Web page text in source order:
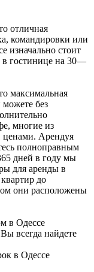
отличная
командировки или
изначально стоит
в гостинице на 30—
максимальная
без
многие из
ценами. Арендуя
полноправным
дней в году мы
для аренды в
до
они расположены
в Одессе
всегда найдете
в Одессе